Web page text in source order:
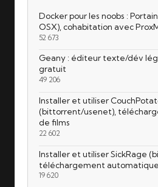
Docker pour les noobs :
OSX), cohabitation avec
52 673
Geany : éditeur texte/dév
gratuit
49 206
Installer et utiliser
(bittorrent/usenet),
de films
22 602
Installer et utiliser SickRage
téléchargement
19 620